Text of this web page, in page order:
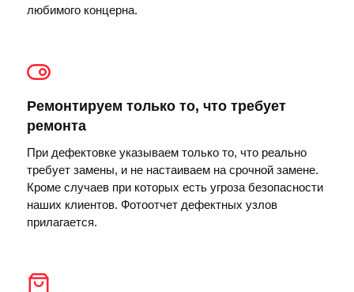
любимого концерна.
Ремонтируем только то, что требует
ремонта
При дефектовке указываем только то, что реально
требует замены, и не настаиваем на срочной замене.
Кроме случаев при которых есть угроза безопасности
наших клиентов. Фотоотчет дефектных узлов
прилагается.